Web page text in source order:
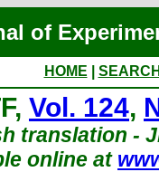
of
HOME
Vol. 124,
translation -
online at